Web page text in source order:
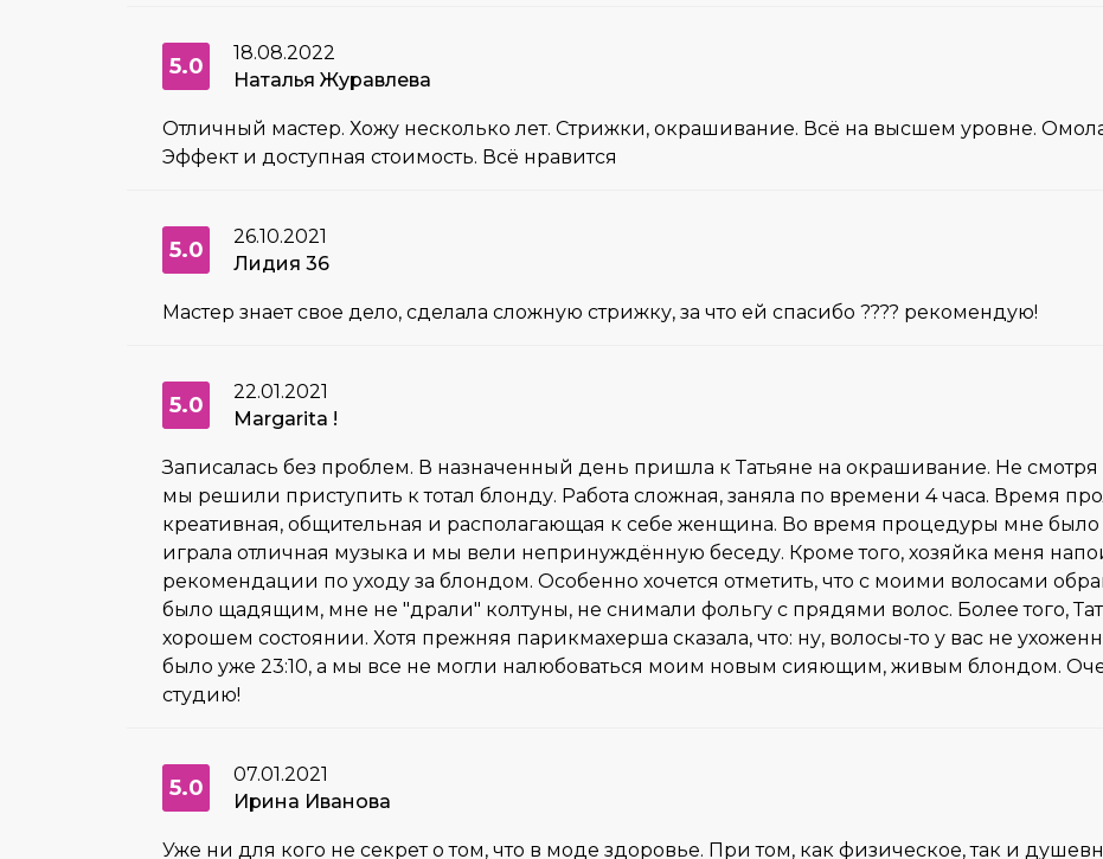
5.0
18.08.2022
Наталья Журавлева
Отличный мастер. Хожу несколько лет. Стрижки, окрашивание. Всё на высшем уровне.
Эффект и доступная стоимость. Всё нравится
5.0
26.10.2021
Лидия 36
Мастер знает свое дело, сделала сложную стрижку, за что ей спасибо ???? рекомендую!
5.0
22.01.2021
Margarita !
Записалась без проблем. В назначенный день пришла к Татьяне на окрашивание. Не смотря
мы решили приступить к тотал блонду. Работа сложная, заняла по времени 4 часа. Время
креативная, общительная и располагающая к себе женщина. Во время процедуры мне
играла отличная музыка и мы вели непринуждённую беседу. Кроме того, хозяйка меня
рекомендации по уходу за блондом. Особенно хочется отметить, что с моими волосами
было щадящим, мне не "драли" колтуны, не снимали фольгу с прядями волос. Более того,
хорошем состоянии. Хотя прежняя парикмахерша сказала, что: ну, волосы-то у вас не
было уже 23:10, а мы все не могли налюбоваться моим новым сияющим, живым блондом.
студию!
5.0
07.01.2021
Ирина Иванова
Уже ни для кого не секрет о том, что в моде здоровье. При том, как физическое, так и